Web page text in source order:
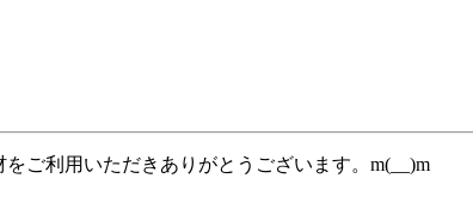
ご利用いただきありがとうございます。m(__)m